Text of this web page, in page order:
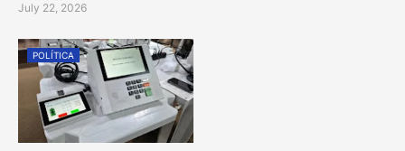
July 22, 2026
POLÍTICA